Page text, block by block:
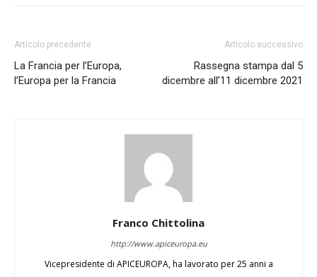
Articolo precedente
La Francia per l’Europa,
l’Europa per la Francia
Articolo successivo
Rassegna stampa dal 5
dicembre all’11 dicembre 2021
Franco Chittolina
http://www.apiceuropa.eu
Vicepresidente di APICEUROPA, ha lavorato per 25 anni a